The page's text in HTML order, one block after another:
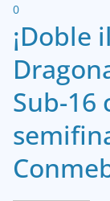
0
¡Doble
Sub-16